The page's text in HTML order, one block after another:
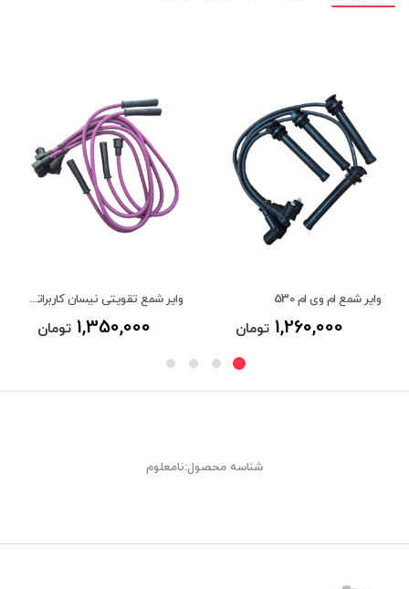
وایر شمع ام وی ام 530
1,260,000 تومان
وایر شمع تقویتی نیسان کاربراتور 9 میل
1,350,000 تومان
شناسه محصول:نامعلوم